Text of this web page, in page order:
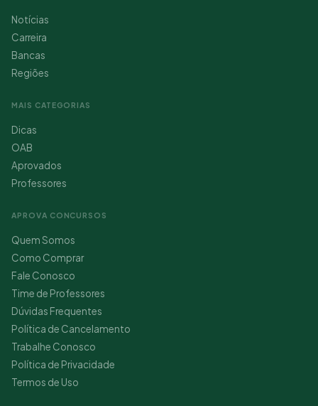
Notícias
Carreira
Bancas
Regiões
MAIS CATEGORIAS
Dicas
OAB
Aprovados
Professores
APROVA CONCURSOS
Quem Somos
Como Comprar
Fale Conosco
Time de Professores
Dúvidas Frequentes
Política de Cancelamento
Trabalhe Conosco
Política de Privacidade
Termos de Uso